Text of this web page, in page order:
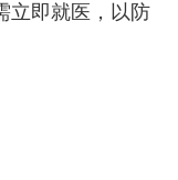
立即就医，以防